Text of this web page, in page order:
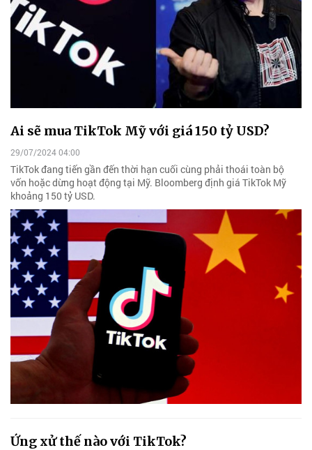
Ai sẽ mua TikTok Mỹ với giá 150 tỷ USD?
29/07/2024 04:00
TikTok đang tiến gần đến thời hạn cuối cùng phải thoái toàn bộ
vốn hoặc dừng hoạt động tại Mỹ. Bloomberg định giá TikTok Mỹ
khoảng 150 tỷ USD.
Ứng xử thế nào với TikTok?